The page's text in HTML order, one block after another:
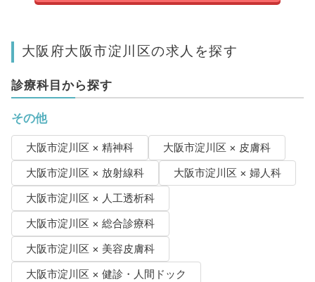
大阪府大阪市淀川区の求人を探す
診療科目から探す
その他
大阪市淀川区 × 精神科
大阪市淀川区 × 皮膚科
大阪市淀川区 × 放射線科
大阪市淀川区 × 婦人科
大阪市淀川区 × 人工透析科
大阪市淀川区 × 総合診療科
大阪市淀川区 × 美容皮膚科
大阪市淀川区 × 健診・人間ドック